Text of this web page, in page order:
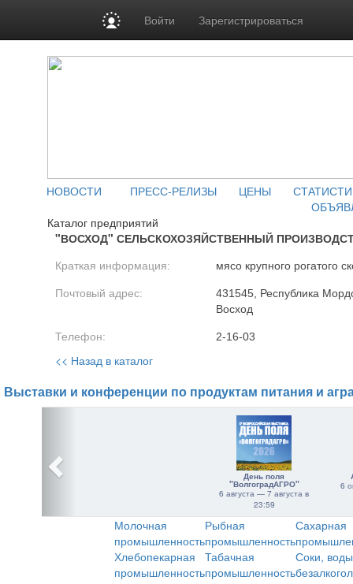
Войти Зарегистрироваться
НОВОСТИ ПРЕСС-РЕЛИЗЫ ЦЕНЫ
Каталог предприятий
"ВОСХОД" СЕЛЬСКОХОЗЯЙСТВЕННЫЙ
Краткая информация: мясо крупного рогатого
Почтовый адрес:
431545, Республика
Восход
Телефон: 2-16-03
<< Назад в каталог
Выставки и конференции по продуктам питания и
День поля
"ВолгоградАГРО"
6 августа — 7 августа в
23:59
6
Молочная
промышленность
Рыбная
промышленность
Сахарная
Хлебопекарная
промышленность
Табачная
промышленность
Соки,